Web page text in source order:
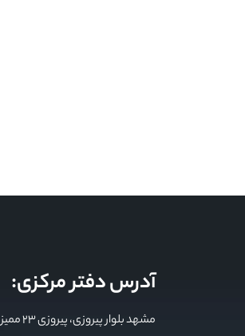
آدرس دفتر مرکزی:
مشهد بلوار پیروزی، پیروزی 23 ممیز 3 پلاک 81